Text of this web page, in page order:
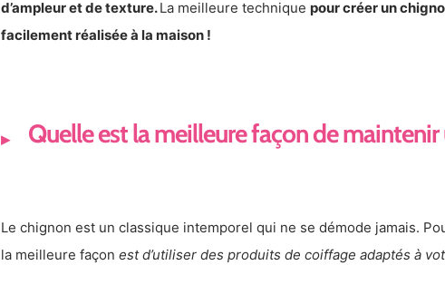
d’ampleur et de texture.La meilleure technique pour créer un
facilement réalisée à la maison !
Quelle est la meilleure façon de maintenir
Le chignon est un classique intemporel qui ne se démode jamais.
la meilleure façon est d’utiliser des produits de coiffage adaptés à